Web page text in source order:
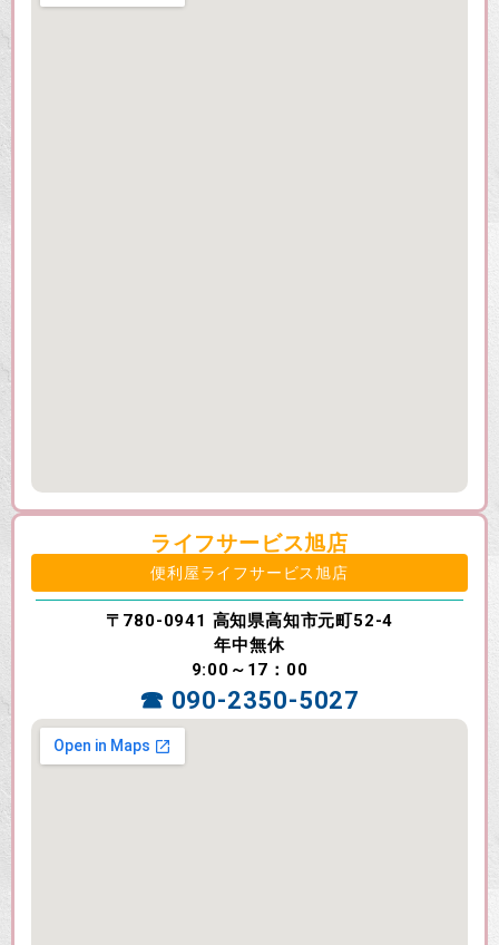
ライフサービス旭店
便利屋ライフサービス旭店
〒780-0941 高知県高知市元町52-4
年中無休
9:00～17：00
☎ 090-2350-5027​